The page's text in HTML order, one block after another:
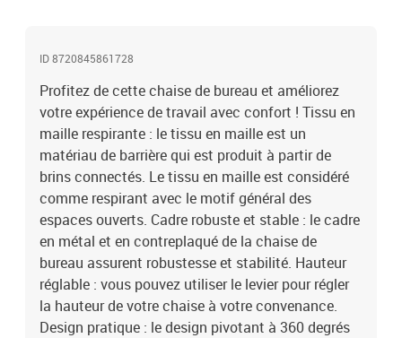
ID 8720845861728
Profitez de cette chaise de bureau et améliorez
votre expérience de travail avec confort ! Tissu en
maille respirante : le tissu en maille est un
matériau de barrière qui est produit à partir de
brins connectés. Le tissu en maille est considéré
comme respirant avec le motif général des
espaces ouverts. Cadre robuste et stable : le cadre
en métal et en contreplaqué de la chaise de
bureau assurent robustesse et stabilité. Hauteur
réglable : vous pouvez utiliser le levier pour régler
la hauteur de votre chaise à votre convenance.
Design pratique : le design pivotant à 360 degrés